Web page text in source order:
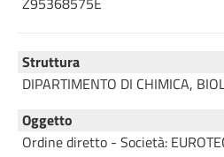
Struttura
DIPARTIMENTO DI CHIMICA,
Oggetto
Ordine diretto - Società: